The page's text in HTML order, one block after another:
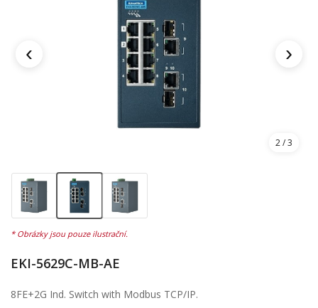
‹ ›
2/ 3
EKI-5629C-MB-AE
8FE+2G Ind. Switch with Modbus TCP/IP.